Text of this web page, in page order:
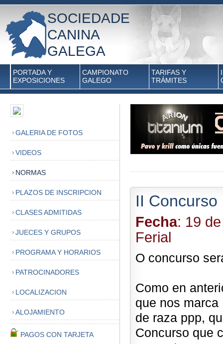
SOCIEDADE
CANINA
GALEGA
PORTADA Y
EXPOSICIONES
CAMPIONATO
GALEGO
TARIFAS Y
TRÁMITES
GALERIA DE FOTOS
VIDEOS
NORMAS
PLAZOS DE INSCRIPCION
CLASES ADMITIDAS
JUECES Y GRUPOS
PROGRAMA Y HORARIOS
PATROCINADORES
LOCALIZACION
ALOJAMIENTO
PAGOS CON TARJETA
II Concurso
Fecha: 19
Ferial
O concurso
Como en
que nos
de raza ppp,
Concurso que